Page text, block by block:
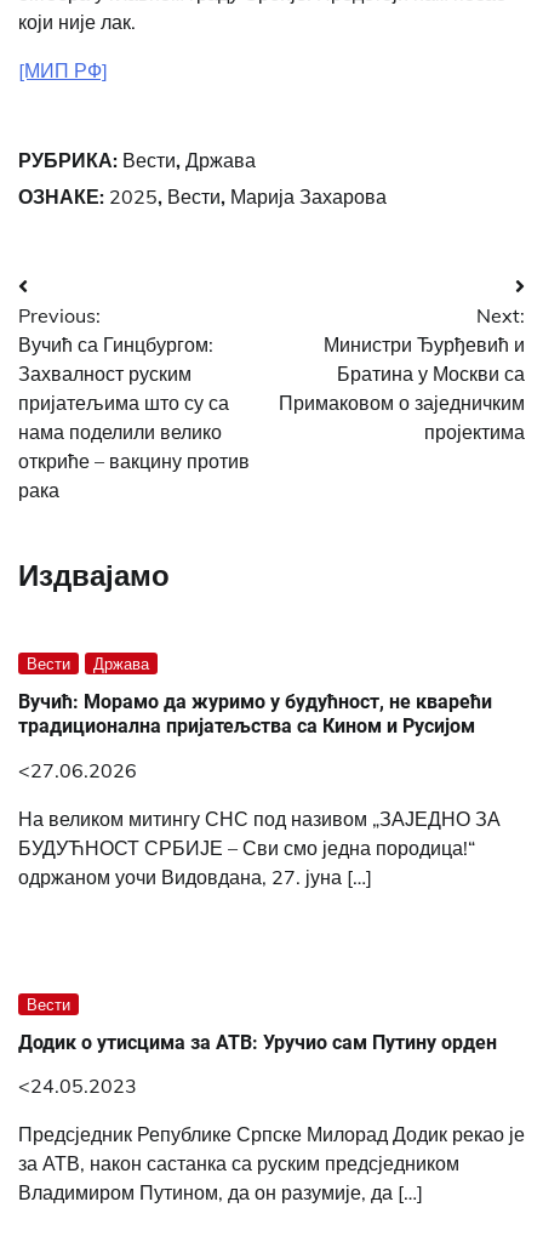
који није лак.
[МИП РФ]
РУБРИКА: Вести, Држава
ОЗНАКЕ: 2025, Вести, Марија Захарова
Post
navigation
Previous:
Вучић са Гинцбургом:
Захвалност руским
пријатељима што су са
нама поделили велико
откриће – вакцину против
рака
Next:
Министри Ђурђевић и
Братина у Москви са
Примаковом о заједничким
пројектима
Издвајамо
Вести Држава
Вучић: Морамо да журимо у будућност, не кварећи
традиционална пријатељства са Кином и Русијом
<27.06.2026
На великом митингу СНС под називом „ЗАЈЕДНО ЗА
БУДУЋНОСТ СРБИЈЕ – Сви смо једна породица!“
одржаном уочи Видовдана, 27. јуна […]
Вести
Додик о утисцима за АТВ: Уручио сам Путину орден
<24.05.2023
Предсједник Републике Српске Милорад Додик рекао је
за АТВ, након састанка са руским предсједником
Владимиром Путином, да он разумије, да […]